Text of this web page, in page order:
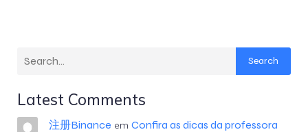
Search
Latest Comments
注册Binance em Confira as dicas da professora